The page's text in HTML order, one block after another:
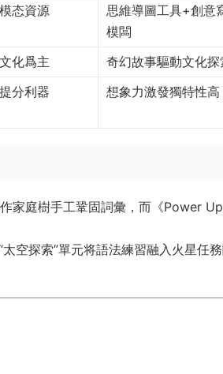
态資源
思維導圖工具+創意
模闆
化爲主
奇幻故事驅動文化探
分利器 想象力激發獨特性高
家庭樹手工鞏固詞彙，而《Power
空探索”單元将語法練習融入火星任